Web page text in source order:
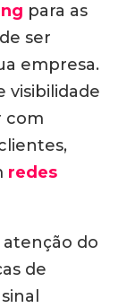
para as
ser
empresa.
visibilidade
com
redes
atenção do
de